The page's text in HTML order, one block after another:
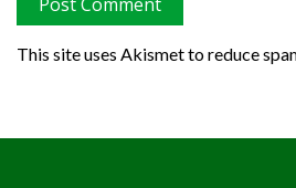
This site uses Akismet to reduce